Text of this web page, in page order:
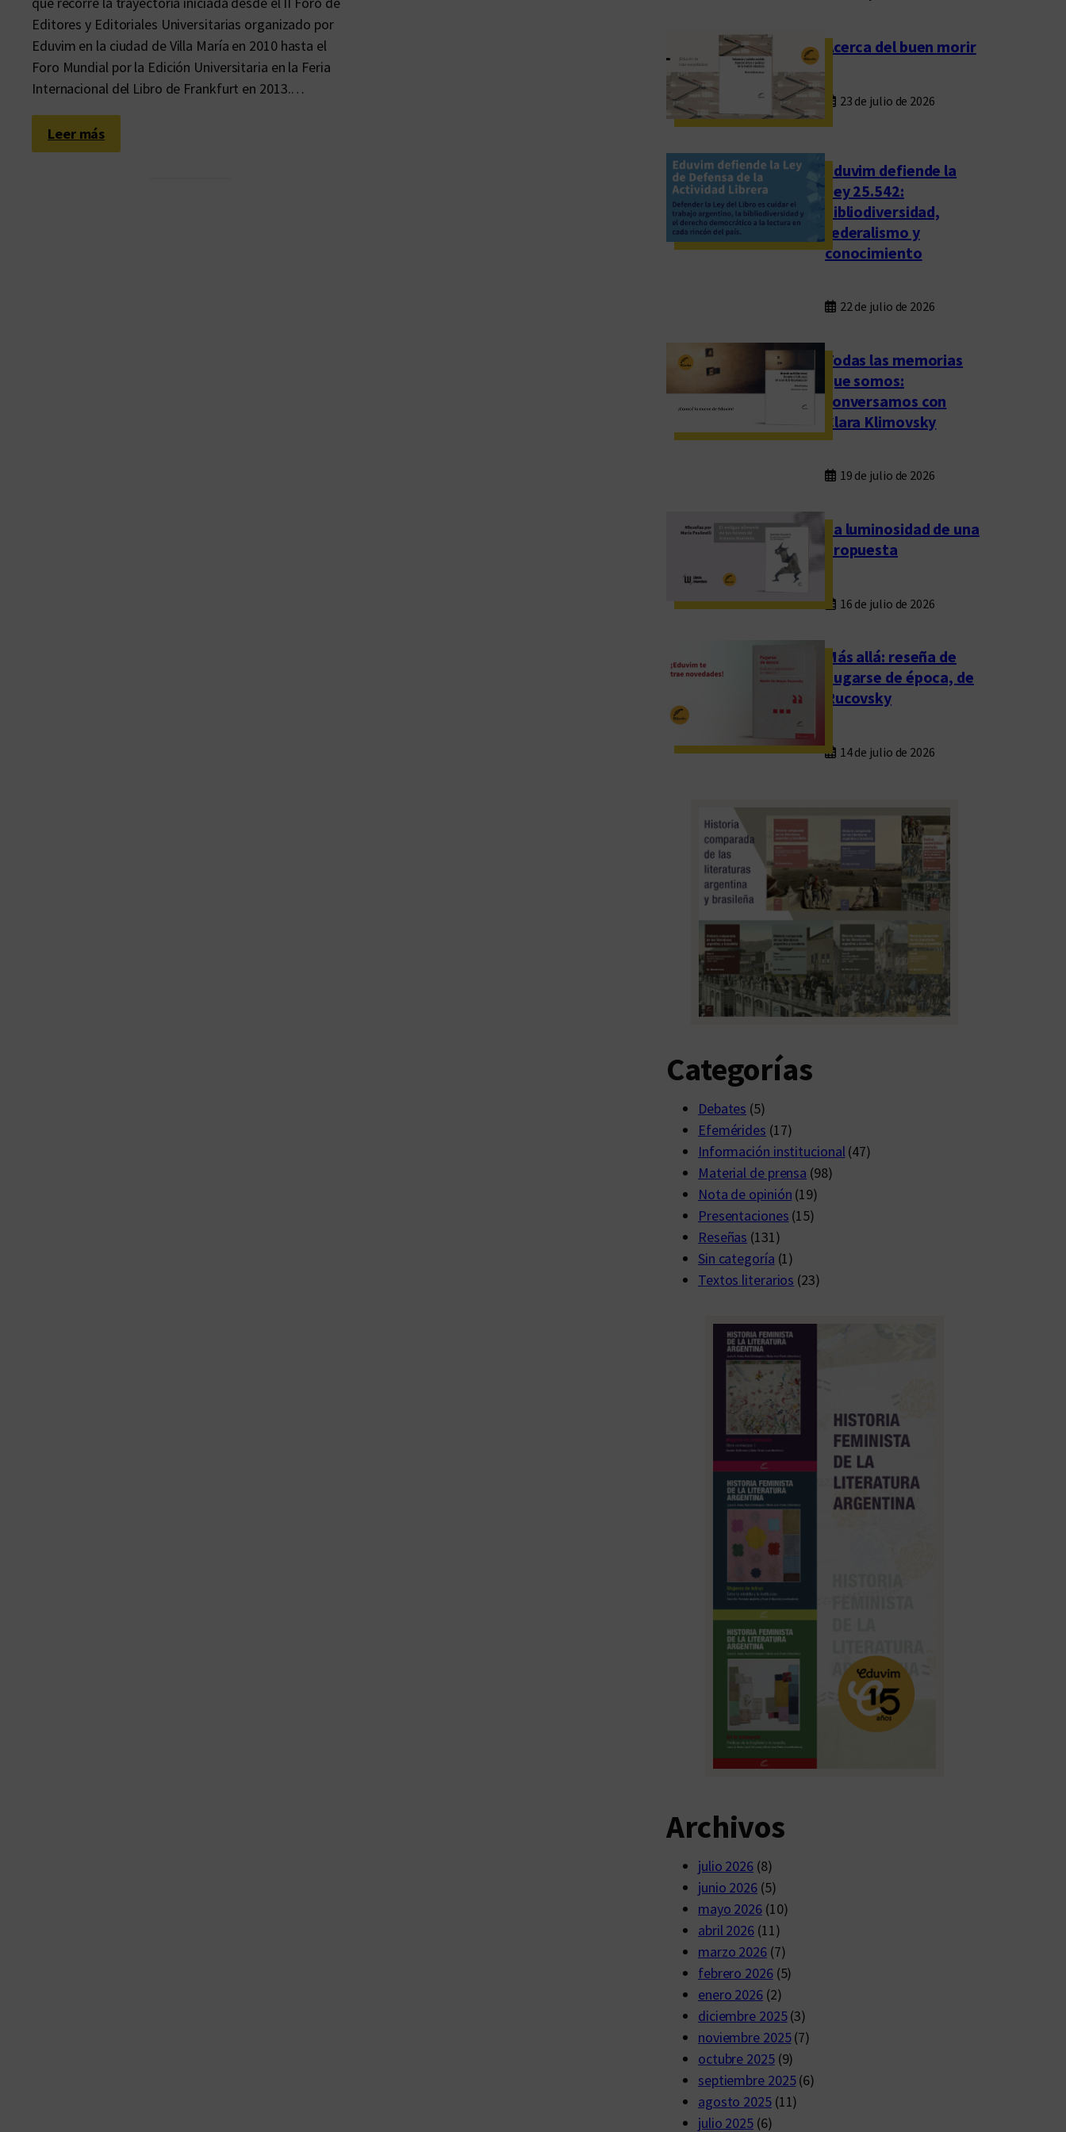
Editores y Editoriales Universitarias organizado por
Eduvim en la ciudad de Villa María en 2010 hasta el
Foro Mundial por la Edición Universitaria en la Feria
Internacional del Libro de Frankfurt en 2013.…
Leer más:
T
Acerca del buen morir
23 de julio de 2026
Eduvim defiende la
Ley 25.542:
bibliodiversidad,
federalismo y
conocimiento
22 de julio de 2026
Todas las memorias
que somos:
conversamos con
Clara Klimovsky
19 de julio de 2026
La luminosidad de una
propuesta
16 de julio de 2026
Más allá: reseña de
Fugarse de época, de
Rucovsky
14 de julio de 2026
Categorías
Debates (5)
Efemérides (17)
Información institucional(47)
Material de prensa (98)
Nota de opinión (19)
Presentaciones (15)
Reseñas (131)
Sin categoría (1)
Textos literarios (23)
Archivos
julio 2026(8)
junio 2026(5)
mayo 2026 (10)
abril 2026(11)
marzo 2026(7)
febrero 2026(5)
enero 2026(2)
diciembre 2025(3)
noviembre 2025(7)
octubre 2025(9)
septiembre 2025(6)
agosto 2025(11)
julio 2025(6)